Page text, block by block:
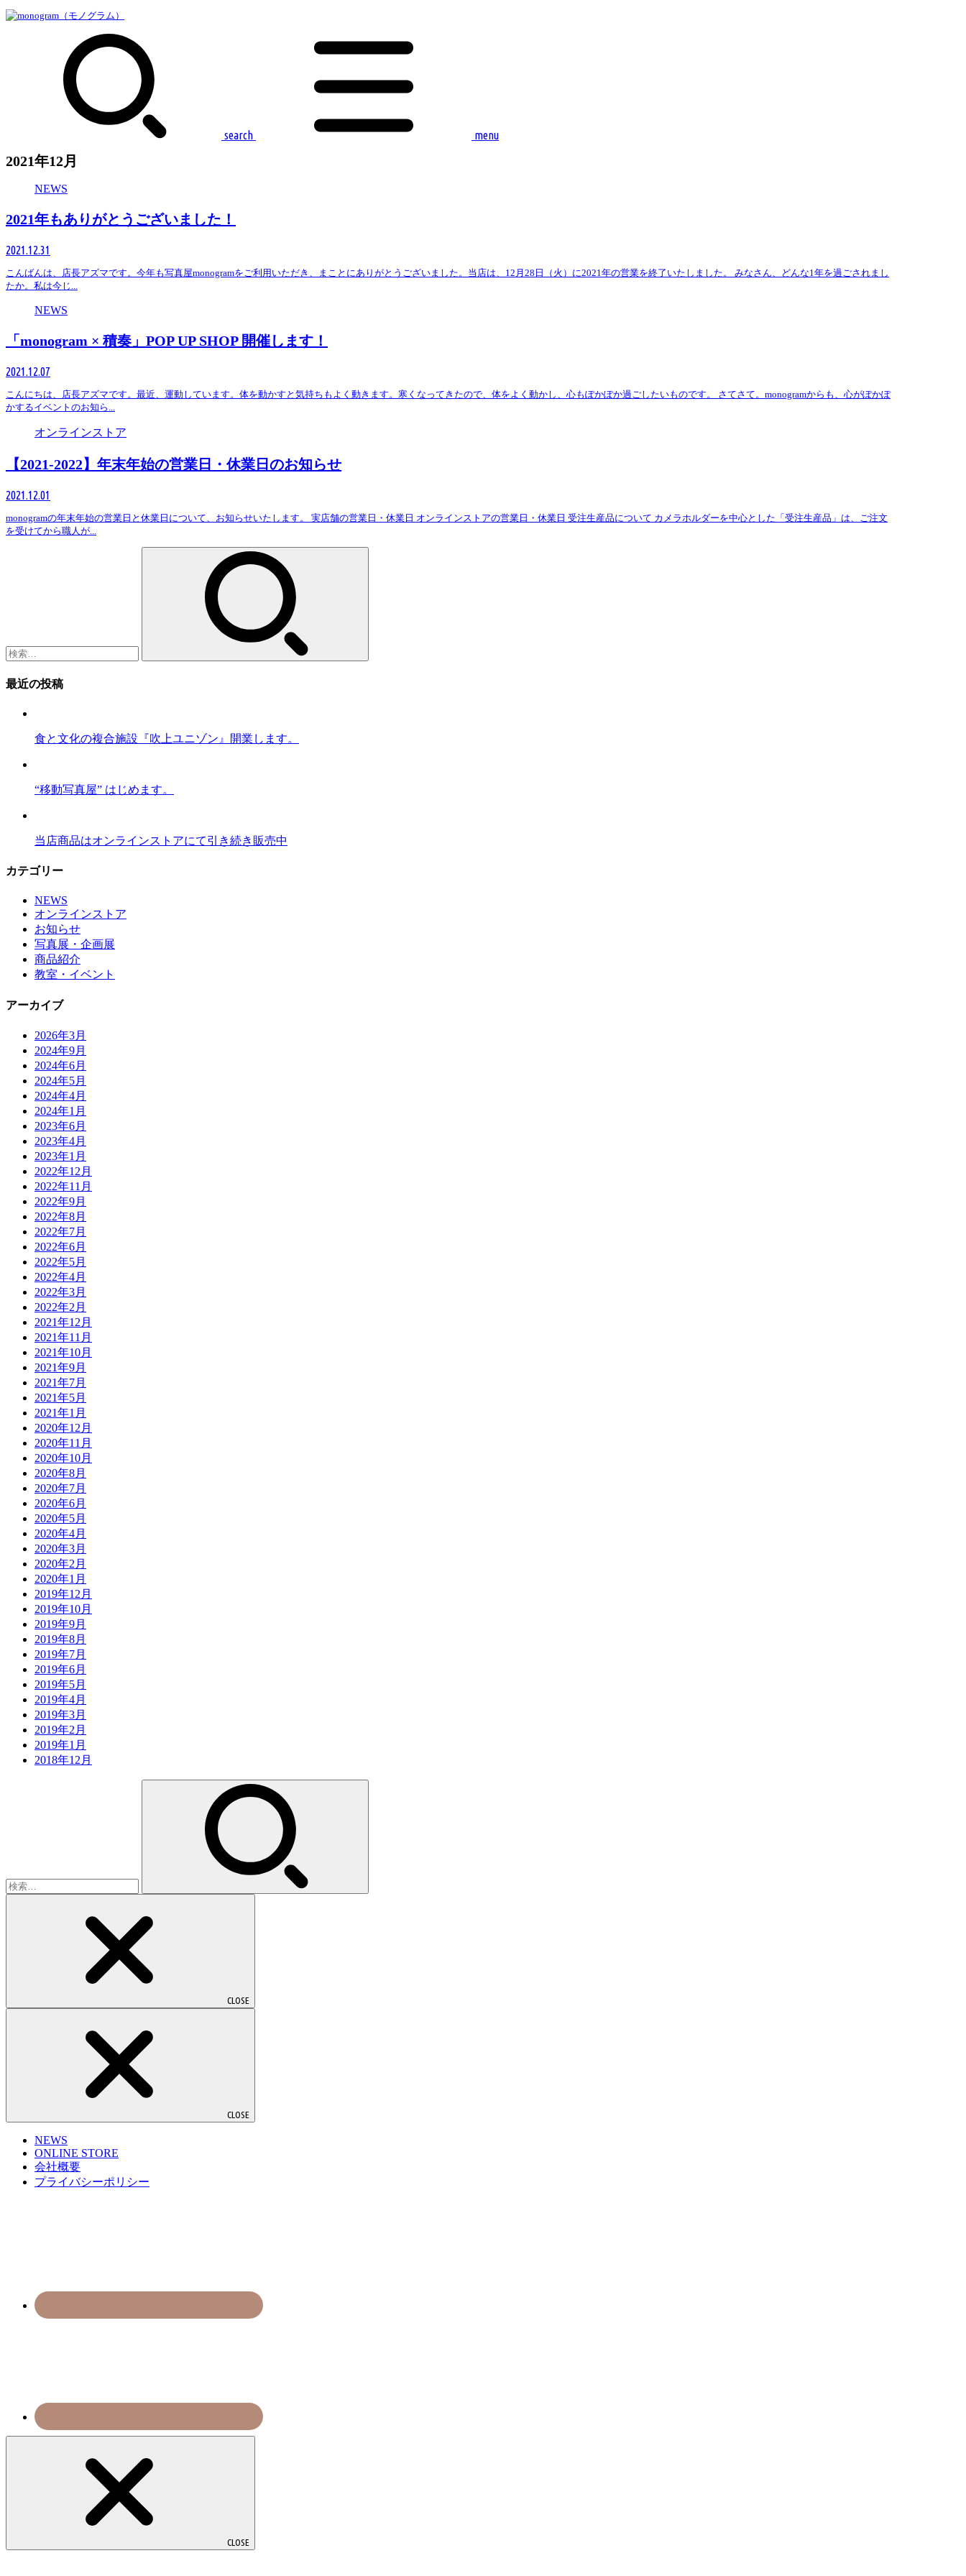
search menu
2021年12月
NEWS
2021年もありがとうございました！
2021.12.31
こんばんは、店長アズマです。今年も写真屋monogramをご利用いただき、まことにありがとうございました。当店は、12月28日（火）に2021年の営業を終了いたしました。 みなさん、どんな1年を過ごされまし
たか。私は今じ...
NEWS
「monogram × 積奏」POP UP SHOP 開催します！
2021.12.07
こんにちは、店長アズマです。最近、運動しています。体を動かすと気持ちもよく動きます。寒くなってきたので、体をよく動かし、心もぽかぽか過ごしたいものです。 さてさて。monogramからも、心がぽかぽ
かするイベントのお知ら...
オンラインストア
【2021-2022】年末年始の営業日・休業日のお知らせ
2021.12.01
monogramの年末年始の営業日と休業日について、お知らせいたします。 実店舗の営業日・休業日 オンラインストアの営業日・休業日 受注生産品について カメラホルダーを中心とした「受注生産品」は、ご注文
を受けてから職人が...
最近の投稿
食と文化の複合施設『吹上ユニゾン』開業します。
“移動写真屋” はじめます。
当店商品はオンラインストアにて引き続き販売中
カテゴリー
NEWS
オンラインストア
お知らせ
写真展・企画展
商品紹介
教室・イベント
アーカイブ
2026年3月
2024年9月
2024年6月
2024年5月
2024年4月
2024年1月
2023年6月
2023年4月
2023年1月
2022年12月
2022年11月
2022年9月
2022年8月
2022年7月
2022年6月
2022年5月
2022年4月
2022年3月
2022年2月
2021年12月
2021年11月
2021年10月
2021年9月
2021年7月
2021年5月
2021年1月
2020年12月
2020年11月
2020年10月
2020年8月
2020年7月
2020年6月
2020年5月
2020年4月
2020年3月
2020年2月
2020年1月
2019年12月
2019年10月
2019年9月
2019年8月
2019年7月
2019年6月
2019年5月
2019年4月
2019年3月
2019年2月
2019年1月
2018年12月
CLOSE
CLOSE
NEWS
ONLINE STORE
会社概要
プライバシーポリシー
CLOSE